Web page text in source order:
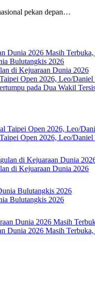
pekan depan…
Dunia 2026 Masih
Bulutangkis 2026
di Kejuaraan Dunia 2026
Open 2026, Leo/
pada Dua Wakil
Open 2026, Leo/
di Kejuaraan Dunia 2026
Bulutangkis 2026
Dunia 2026 Masih